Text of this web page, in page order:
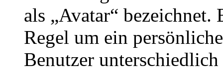
als „Avatar“
Regel um ein
Benutzer